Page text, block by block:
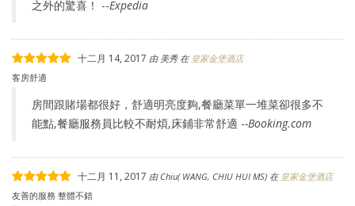
之外的驚喜！ --Expedia
十二月 14, 2017 由 美秀在 皇家金堡酒店
客房舒適
房間跟賭場都很好，舒適明亮度夠,餐廳菜單一堆菜卻很多不
能點,餐廳服務員比較不耐煩,床鋪非常舒適 --Booking.com
十二月 11, 2017 由Chiu( WANG, CHIU HUI MS) 在 皇家金堡酒店
友善的服務 整體不錯